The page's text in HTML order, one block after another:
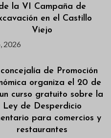
la VI Campaña de
en el Castillo
Viejo
2026
de Promoción
organiza el 20 de
curso gratuito sobre la
Ley de Desperdicio
para comercios y
restaurantes